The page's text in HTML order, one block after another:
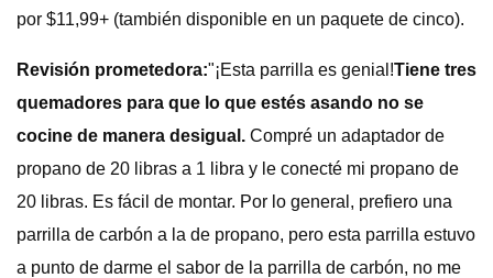
por $11,99+ (también disponible en un paquete de cinco).
Revisión prometedora:"¡Esta parrilla es genial!Tiene tres
quemadores para que lo que estés asando no se
cocine de manera desigual. Compré un adaptador de
propano de 20 libras a 1 libra y le conecté mi propano de
20 libras. Es fácil de montar. Por lo general, prefiero una
parrilla de carbón a la de propano, pero esta parrilla estuvo
a punto de darme el sabor de la parrilla de carbón, no me